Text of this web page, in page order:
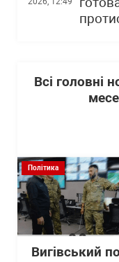
Всі головні
Політика
Вигівський